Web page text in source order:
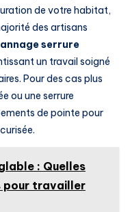
de votre habitat,
des artisans
serrure
un travail soigné
Pour des cas plus
ou une serrure
de pointe pour
: Quelles
pour travailler